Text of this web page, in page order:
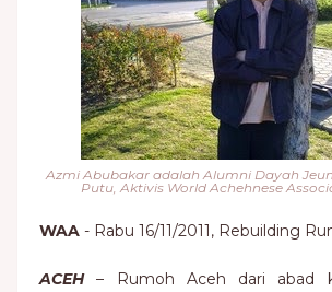
Azmi Abubakar adalah Alumni Dayah
Putu, Aktivis World Achehnese
WAA - Rabu 16/11/2011, Rebuilding
ACEH– Rumoh Aceh dari abad